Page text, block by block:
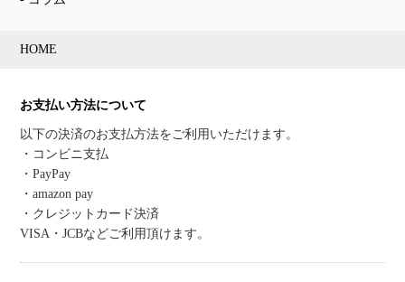
HOME
お支払い方法について
以下の決済のお支払方法をご利用いただけます。
・コンビニ支払
・PayPay
・amazon pay
・クレジットカード決済
VISA・JCBなどご利用頂けます。